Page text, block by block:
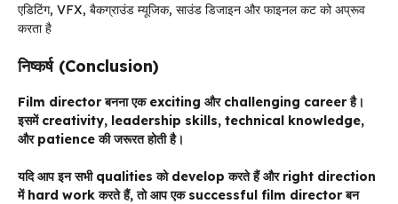
एडिटिंग, VFX, बैकग्राउंड म्यूजिक, साउंड डिजाइन और फाइनल कट को अप्रूव
करता है
निष्कर्ष (Conclusion)
Film director बनना एक exciting और challenging career है।
इसमें creativity, leadership skills, technical knowledge,
और patience की जरूरत होती है।
यदि आप इन सभी qualities को develop करते हैं और right direction
में hard work करते हैं, तो आप एक successful film director बन